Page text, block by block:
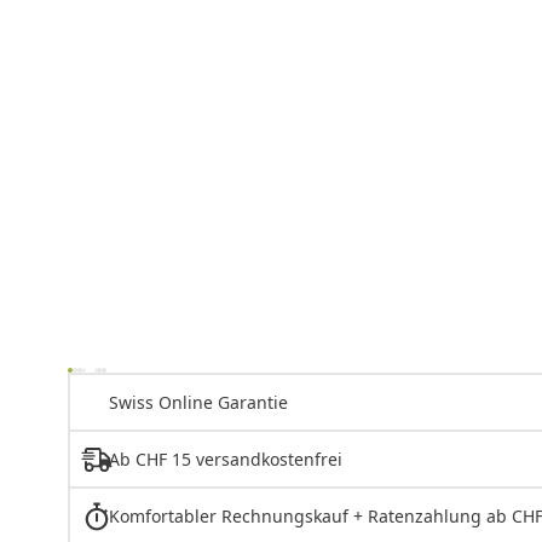
Swiss Online Garantie
Ab CHF 15 versandkostenfrei
Komfortabler Rechnungskauf + Ratenzahlung ab